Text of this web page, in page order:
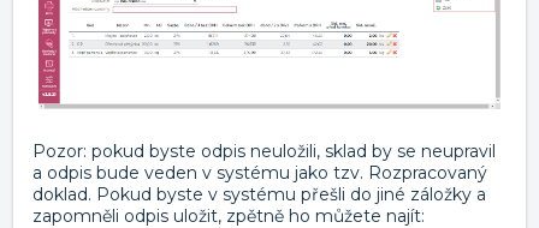
Pozor: pokud byste odpis neuložili, sklad by se neupravil
a odpis bude veden v systému jako tzv. Rozpracovaný
doklad. Pokud byste v systému přešli do jiné záložky a
zapomněli odpis uložit, zpětně ho můžete najít: